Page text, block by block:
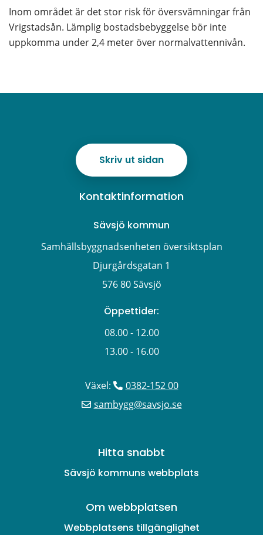
Inom området är det stor risk för översvämningar från
Vrigstadsån. Lämplig bostadsbebyggelse bör inte
uppkomma under 2,4 meter över normalvattennivån.
Skriv ut sidan
Kontaktinformation
Sävsjö kommun
Samhällsbyggnadsenheten översiktsplan
Djurgårdsgatan 1
576 80 Sävsjö
Öppettider:
08.00 - 12.00
13.00 - 16.00
Växel:
0382-152 00
sambygg@savsjo.se
Hitta snabbt
Sävsjö kommuns webbplats
Om webbplatsen
Webbplatsens tillgänglighet